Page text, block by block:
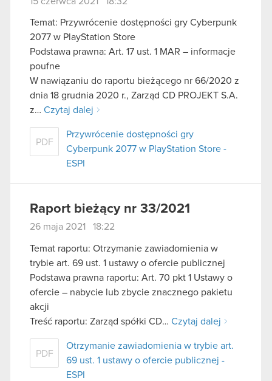
Temat: Przywrócenie dostępności gry Cyberpunk
2077 w PlayStation Store
Podstawa prawna: Art. 17 ust. 1 MAR – informacje
poufne
W nawiązaniu do raportu bieżącego nr 66/2020 z
dnia 18 grudnia 2020 r., Zarząd CD PROJEKT S.A.
z… Czytaj dalej
PDF
Przywrócenie dostępności gry
Cyberpunk 2077 w PlayStation Store -
ESPI
Raport bieżący nr 33/2021
26 maja 2021 18:22
Temat raportu: Otrzymanie zawiadomienia w
trybie art. 69 ust. 1 ustawy o ofercie publicznej
Podstawa prawna raportu: Art. 70 pkt 1 Ustawy o
ofercie – nabycie lub zbycie znacznego pakietu
akcji
Treść raportu: Zarząd spółki CD… Czytaj dalej
PDF
Otrzymanie zawiadomienia w trybie art.
69 ust. 1 ustawy o ofercie publicznej -
ESPI